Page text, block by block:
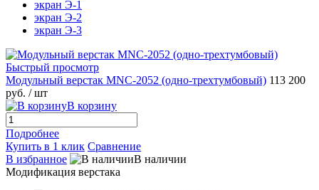
экран Э-1
экран Э-2
экран Э-3
Быстрый просмотр
Модульный верстак MNC-2052 (одно-трехтумбовый) 113 200
руб. / шт
В корзину
Подробнее
Купить в 1 клик Сравнение
В избранное
В наличии
Модификация верстака